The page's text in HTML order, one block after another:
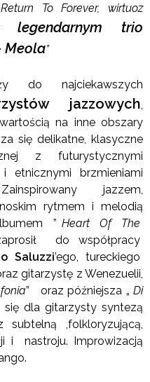
To Forever, wirtuoz
wlegendarnym trio
Meola”
najciekawszych
jazzowych,
na inne obszary
się delikatne, klasyczne
z futurystycznymi
etnicznymi brzmieniami
Zainspirowany jazzem,
rytmem i melodią
” Heart Of The
do współpracy
Saluzzi’ego, tureckiego
gitarzystę z Wenezuelii,
” oraz późniejsza „Di
się dla gitarzysty syntezą
,folkloryzującą,
i nastroju. Improwizacją